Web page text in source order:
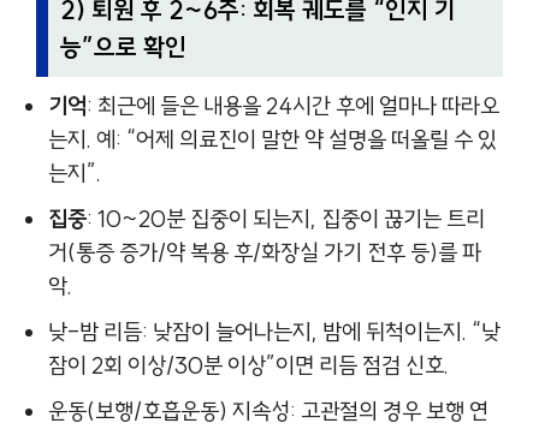
2) 퇴원 후 2~6주: 회복 궤도를 “인지 기
능”으로 확인
기억: 최근에 들은 내용을 24시간 후에 얼마나 따라오
는지. 예: “어제 의료진이 말한 약 설명을 떠올릴 수 있
는지”.
집중: 10~20분 집중이 되는지, 집중이 끊기는 트리
거(통증 증가/약 복용 후/화장실 가기 전후 등)를 파
악.
낮-밤 리듬: 낮잠이 늘어나는지, 밤에 뒤척이는지. “낮
잠이 2회 이상/30분 이상”이면 리듬 점검 신호.
운동(보행/호흡운동) 지속성: 고관절의 경우 보행 연